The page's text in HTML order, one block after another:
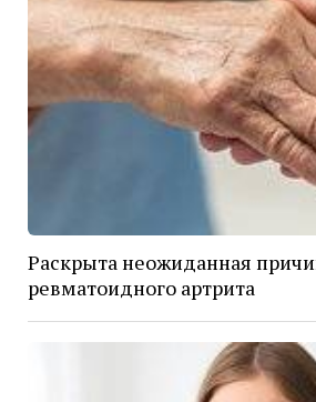
Раскрыта неожиданная
ревматоидного артрита